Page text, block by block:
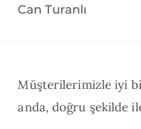
Can Turanlı
Müşterilerimizle iyi
anda, doğru şekilde